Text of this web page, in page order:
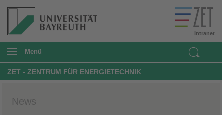
Intranet
Menü
ZET - ZENTRUM FÜR ENERGIETECHNIK
News